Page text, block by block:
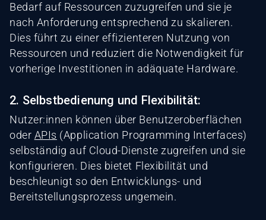
Bedarf auf Ressourcen zuzugreifen und sie je
nach Anforderung entsprechend zu skalieren.
Dies führt zu einer effizienteren Nutzung von
Ressourcen und reduziert die Notwendigkeit für
vorherige Investitionen in adäquate Hardware.
2. Selbstbedienung und Flexibilität:
Nutzer:innen können über Benutzeroberflächen
oder APIs (Application Programming Interfaces)
selbständig auf Cloud-Dienste zugreifen und sie
konfigurieren. Dies bietet Flexibilität und
beschleunigt so den Entwicklungs- und
Bereitstellungsprozess ungemein.